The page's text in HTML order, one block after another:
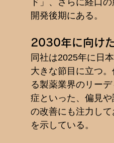
ド」、さらに経口
開発後期にある。
2030年に向け
同社は2025年に日
大きな節目に立つ
る製薬業界のリー
症といった、偏見
の改善にも注力し
を示している。